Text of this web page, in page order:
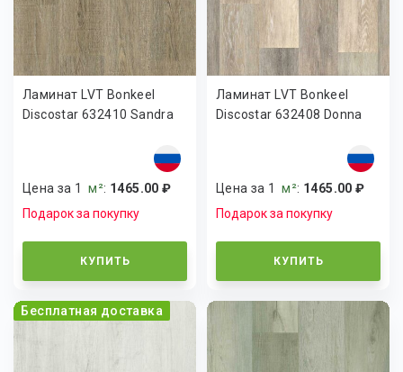
Ламинат LVT Bonkeel
Discostar 632410 Sandra
Цена за 1м²: 1465.00 ₽
Подарок за покупку
КУПИТЬ
Ламинат LVT Bonkeel
Discostar 632408 Donna
Цена за 1м²: 1465.00 ₽
Подарок за покупку
КУПИТЬ
Бесплатная доставка